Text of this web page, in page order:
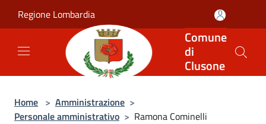
Regione Lombardia
Comune
di
Clusone
Home > Amministrazione >
Personale amministrativo > Ramona Cominelli